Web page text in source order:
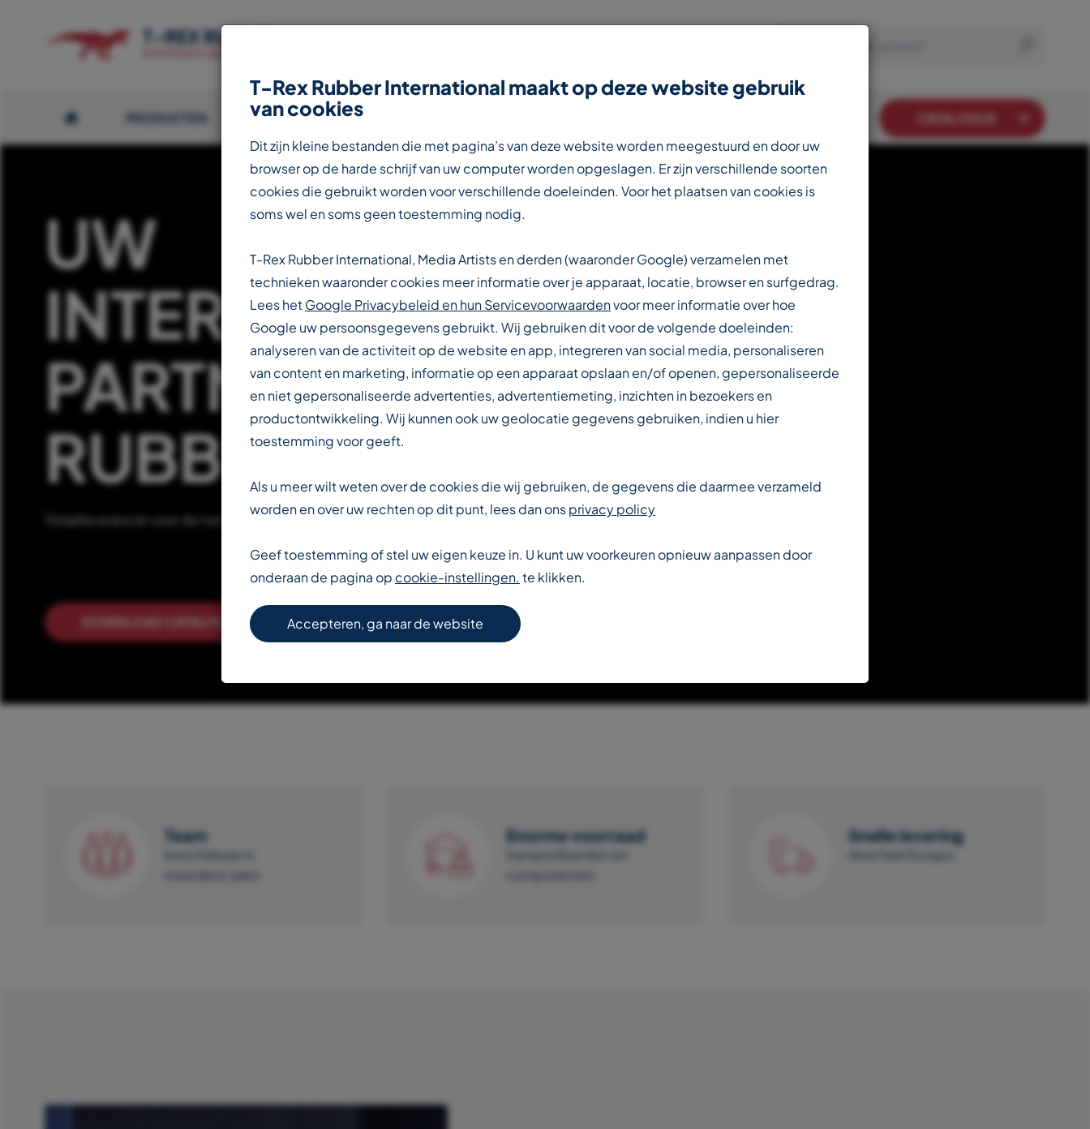
PRODUCTEN OVER T-REX CATALOGUS
UW
INTERNATIONALE
PARTNER IN DE
RUBBERINDUSTRIE
Totaalleverancier voor de transportbandenindustrie
DOWNLOAD CATALOGUS LEES VERDER OVER T-REX
Team
beschikbaar in
meerdere talen
Enorme voorraad
transportbanden en
componenten
Snelle levering
door heel Europa
T-Rex Rubber International maakt op deze website gebruik
van cookies
Dit zijn kleine bestanden die met pagina’s van deze website worden meegestuurd en door uw
browser op de harde schrijf van uw computer worden opgeslagen. Er zijn verschillende soorten
cookies die gebruikt worden voor verschillende doeleinden. Voor het plaatsen van cookies is
soms wel en soms geen toestemming nodig.
T-Rex Rubber International, Media Artists en derden (waaronder Google) verzamelen met
technieken waaronder cookies meer informatie over je apparaat, locatie, browser en surfgedrag.
Lees hetGoogle Privacybeleid en hun Servicevoorwaardenvoor meer informatie over hoe
Google uw persoonsgegevens gebruikt. Wij gebruiken dit voor de volgende doeleinden:
analyseren van de activiteit op de website en app, integreren van social media, personaliseren
van content en marketing, informatie op een apparaat opslaan en/of openen, gepersonaliseerde
en niet gepersonaliseerde advertenties, advertentiemeting, inzichten in bezoekers en
productontwikkeling. Wij kunnen ook uw geolocatie gegevens gebruiken, indien u hier
toestemming voor geeft.
Als u meer wilt weten over de cookies die wij gebruiken, de gegevens die daarmee verzameld
worden en over uw rechten op dit punt, lees dan onsprivacy policy
Geef toestemming of stel uw eigen keuze in. U kunt uw voorkeuren opnieuw aanpassen door
onderaan de pagina op cookie-instellingen. te klikken.
Accepteren, ga naar de website